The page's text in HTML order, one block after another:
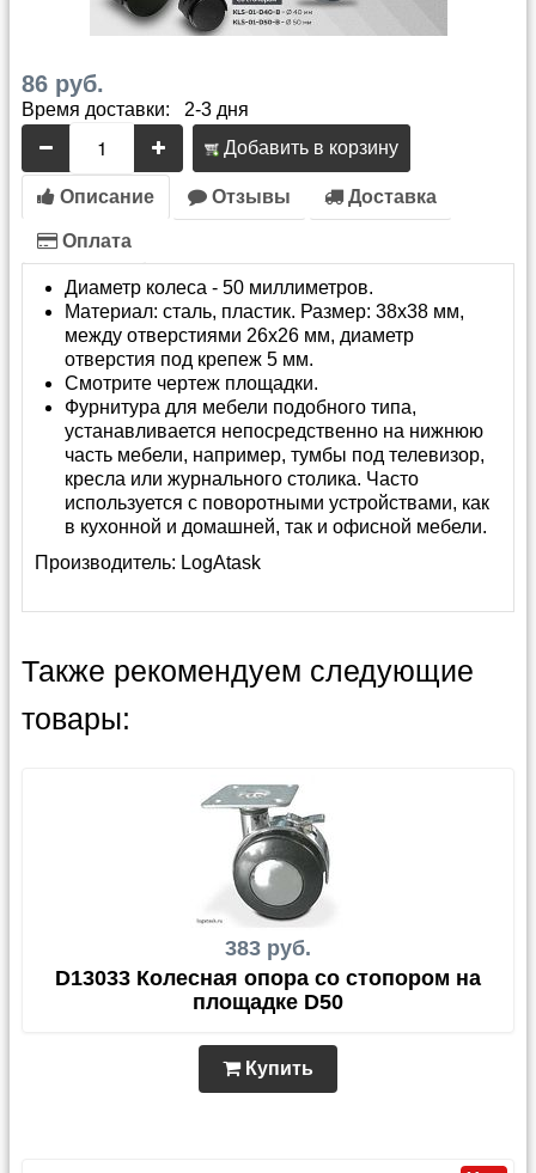
86 руб.
Время доставки: 2-3 дня
Добавить в корзину
Описание Отзывы Доставка
Оплата
Диаметр колеса - 50 миллиметров.
Материал: сталь, пластик. Размер: 38х38 мм,
между отверстиями 26х26 мм, диаметр
отверстия под крепеж 5 мм.
Смотрите чертеж площадки.
Фурнитура для мебели подобного типа,
устанавливается непосредственно на нижнюю
часть мебели, например, тумбы под телевизор,
кресла или журнального столика. Часто
используется с поворотными устройствами, как
в кухонной и домашней, так и офисной мебели.
Производитель: LogAtask
Также рекомендуем следующие
товары:
383 руб.
D13033 Колесная опора со стопором на
площадке D50
Купить